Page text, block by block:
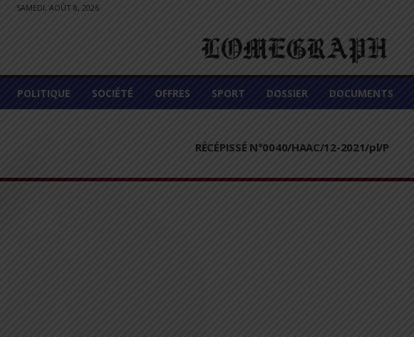
SAMEDI, AOÛT 8, 2026
POLITIQUE SOCIÉTÉ OFFRES SPORT DOSSIER DOCUMENTS
RÉCÉPISSÉ N°0040/HAAC/12-2021/pl/P